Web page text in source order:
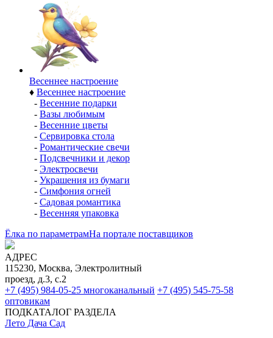
Весеннее настроение
♦ Весеннее настроение
- Весенние подарки
- Вазы любимым
- Весенние цветы
- Сервировка стола
- Романтические свечи
- Подсвечники и декор
- Электросвечи
- Украшения из бумаги
- Симфония огней
- Садовая романтика
- Весенняя упаковка
Ёлка по параметрамНа портале поставщиков
АДРЕС
115230, Москва, Электролитный
проезд, д.3, с.2
+7 (495) 984-05-25 многоканальный +7 (495) 545-75-58
оптовикам
ПОДКАТАЛОГ РАЗДЕЛА
Лето Дача Сад